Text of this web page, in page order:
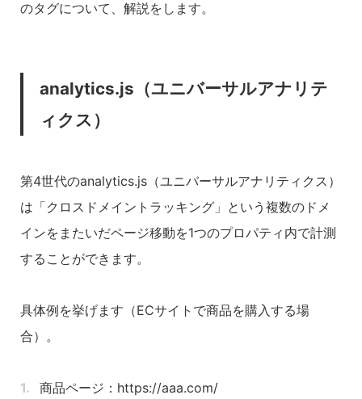
のタグについて、解説をします。
analytics.js（ユニバーサルアナリテ
ィクス）
第4世代のanalytics.js（ユニバーサルアナリティクス）
は「クロスドメイントラッキング」という複数のドメ
インをまたいだページ移動を1つのプロパティ内で計測
することができます。
具体例を挙げます（ECサイトで商品を購入する場
合）。
商品ページ：https://aaa.com/